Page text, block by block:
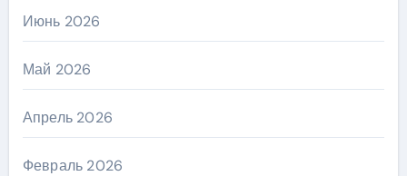
Июнь 2026
Май 2026
Апрель 2026
Февраль 2026